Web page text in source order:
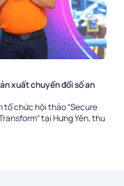
xuất chuyển đổi số an
tổ chức hội thảo “Secure
tại Hưng Yên, thu